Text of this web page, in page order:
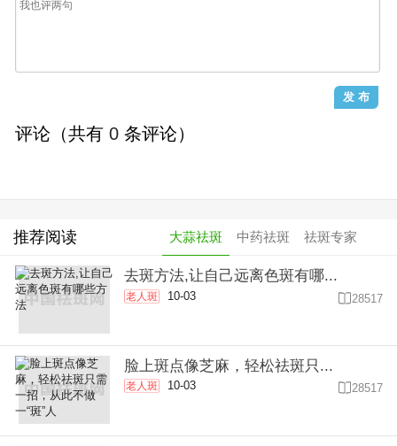
评论（共有 0 条评论）
推荐阅读 大蒜祛斑 中药祛斑 祛斑专家
去斑方法,让自己远离色斑有哪...
老人斑 10-03  28517
脸上斑点像芝麻，轻松祛斑只...
老人斑 10-03 28517